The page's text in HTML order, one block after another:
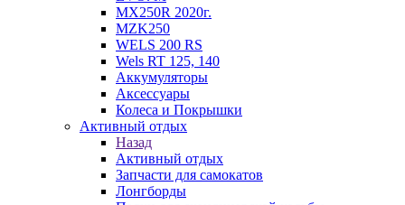
MX250R 2020г.
MZK250
WELS 200 RS
Wels RT 125, 140
Аккумуляторы
Аксессуары
Колеса и Покрышки
Активный отдых
Назад
Активный отдых
Запчасти для самокатов
Лонгборды